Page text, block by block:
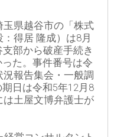
玉県越谷市の「株式
得居 隆成）は8月
部から破産手続き
た。事件番号は令
報告集会・一般調
日は令和5年12月8
は土屋文博弁護士が